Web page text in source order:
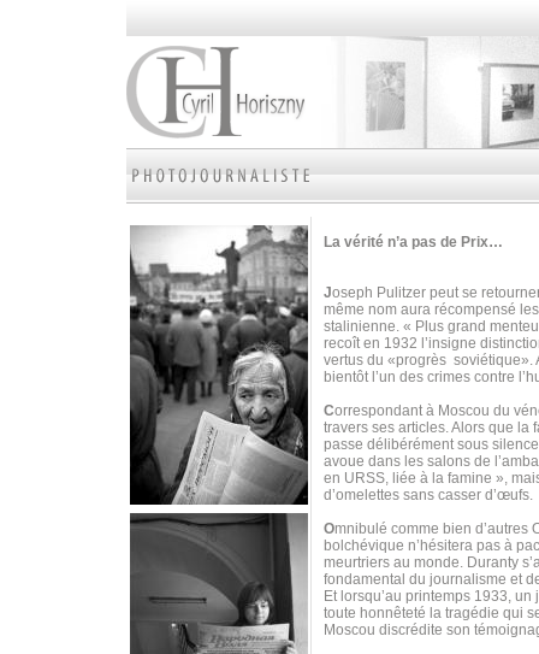
La vérité n’a pas de Prix…
Joseph Pulitzer peut se
même nom aura récompensé
stalinienne. « Plus grand
recoît en 1932 l’insigne
vertus du «progrès soviétique».
bientôt l’un des crimes contre
Correspondant à Moscou du
travers ses articles. Alors que la
passe délibérément sous
avoue dans les salons de
en URSS, liée à la famine »,
d’omelettes sans casser d’œufs.
Omnibulé comme bien d’autres
bolchévique n’hésitera pas à
meurtriers au monde. Duranty
fondamental du journalisme et
Et lorsqu’au printemps 1933,
toute honnêteté la tragédie qui
Moscou discrédite son